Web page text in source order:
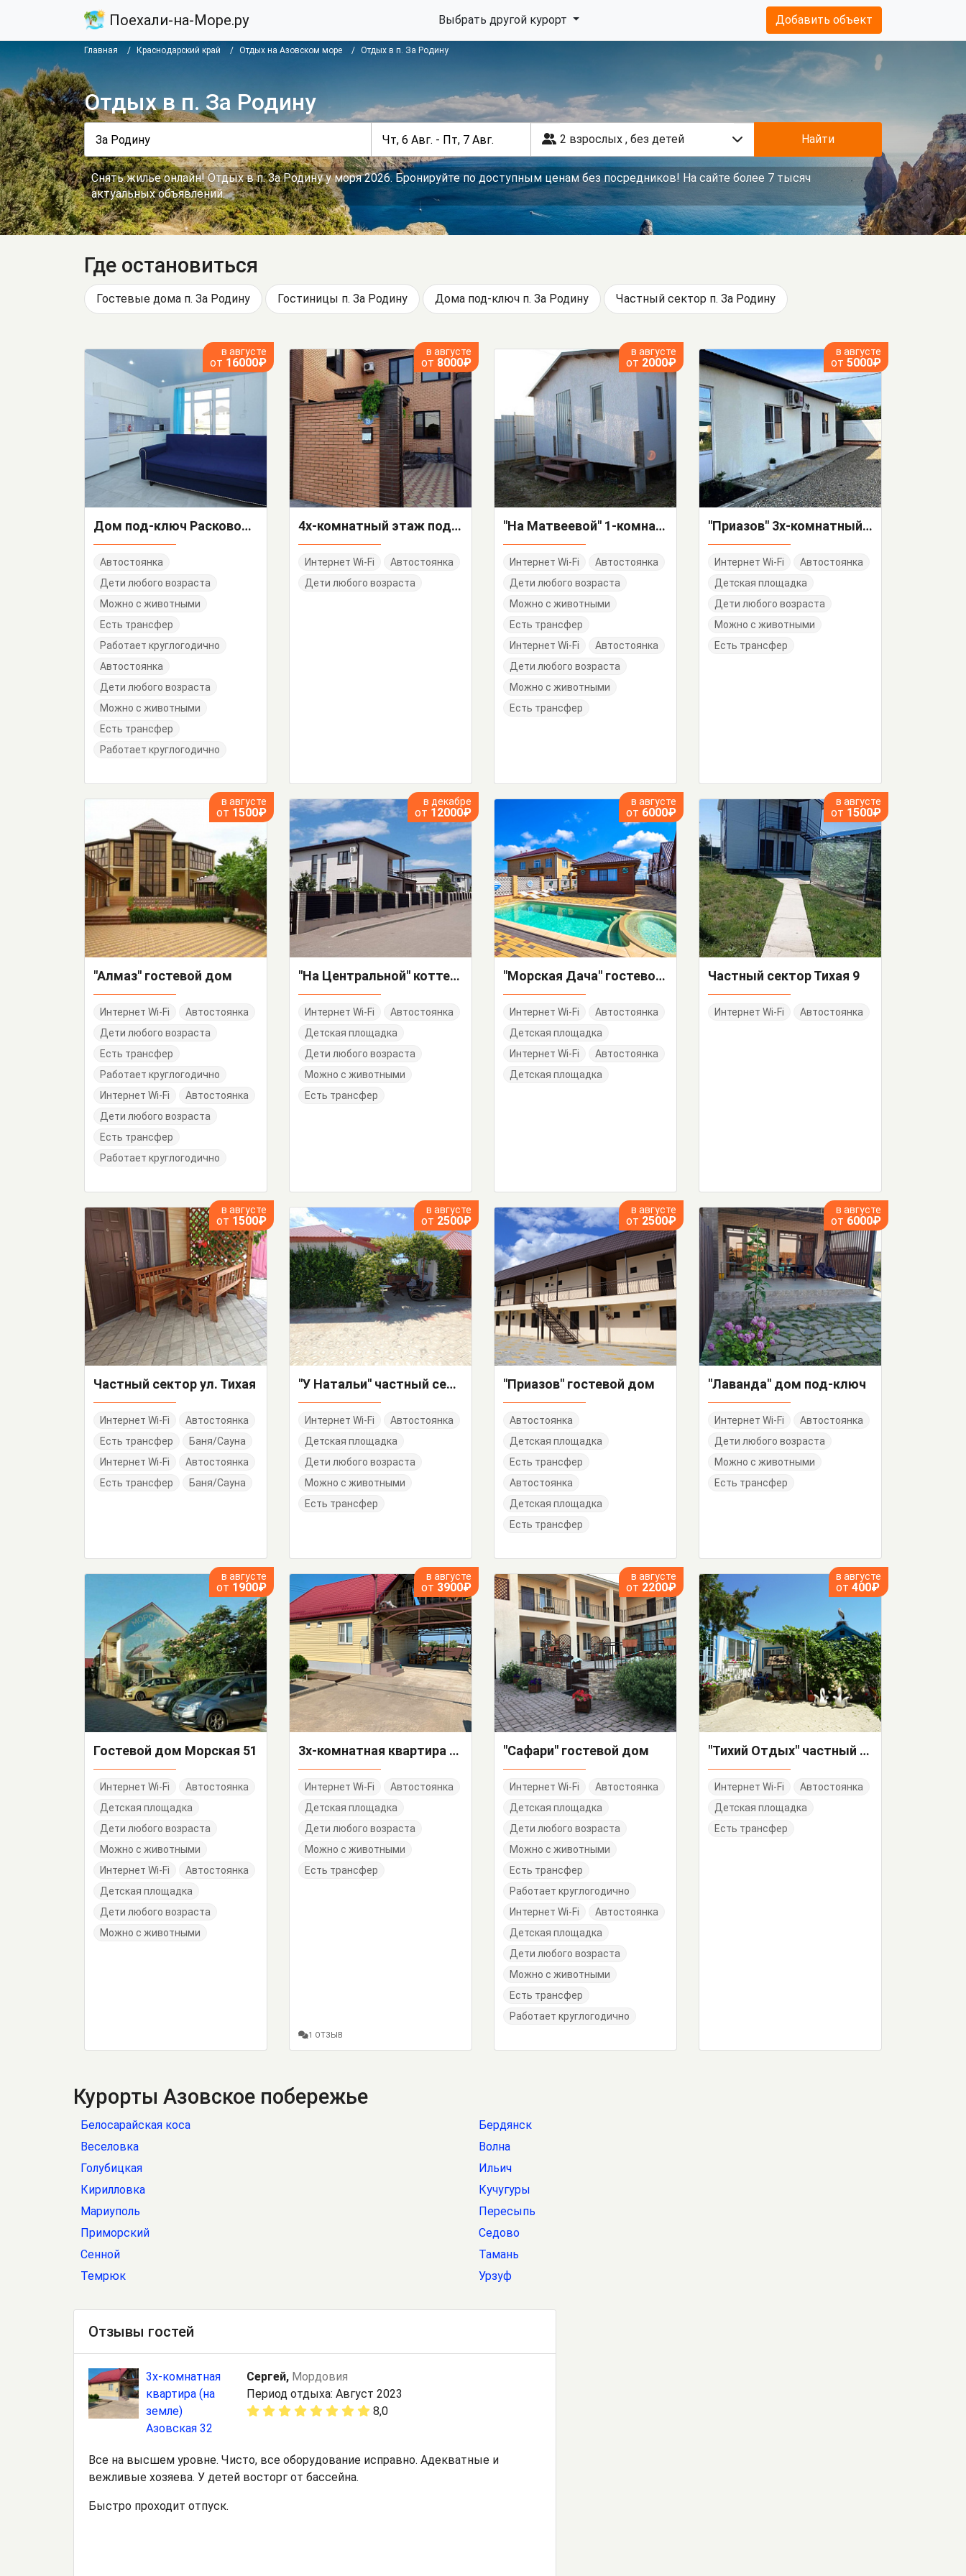
Поехали-на-Море.ру Выбрать другой курорт Добавить объект
Главная Краснодарский край Отдых на Азовском море Отдых в п. За Родину
Отдых в п. За Родину
2 взрослых , без детей Найти
Снять жилье онлайн! Отдых в п. За Родину у моря 2026. Бронируйте по доступным ценам без посредников! На сайте более 7 тысяч
актуальных объявлений.
Где остановиться
Гостевые дома п. За Родину Гостиницы п. За Родину Дома под-ключ п. За Родину Частный сектор п. За Родину
в августе
от 16000₽
Дом под-ключ Расковой 13
Автостоянка
Дети любого возраста
Можно с животными
Есть трансфер
Работает круглогодично
Автостоянка
Дети любого возраста
Можно с животными
Есть трансфер
Работает круглогодично
в августе
от 8000₽
4х-комнатный этаж под-ключ Колхозная 19
Интернет Wi-Fi
Автостоянка
Дети любого возраста
в августе
от 2000₽
"На Матвеевой" 1-комнатный дом под-ключ
Интернет Wi-Fi
Автостоянка
Дети любого возраста
Можно с животными
Есть трансфер
Интернет Wi-Fi
Автостоянка
Дети любого возраста
Можно с животными
Есть трансфер
в августе
от 5000₽
"Приазов" 3х-комнатный дом под-ключ
Интернет Wi-Fi
Автостоянка
Детская площадка
Дети любого возраста
Можно с животными
Есть трансфер
в августе
от 1500₽
"Алмаз" гостевой дом
Интернет Wi-Fi
Автостоянка
Дети любого возраста
Есть трансфер
Работает круглогодично
Интернет Wi-Fi
Автостоянка
Дети любого возраста
Есть трансфер
Работает круглогодично
в декабре
от 12000₽
"На Центральной" коттедж под-ключ
Интернет Wi-Fi
Автостоянка
Детская площадка
Дети любого возраста
Можно с животными
Есть трансфер
в августе
от 6000₽
"Морская Дача" гостевой дом
Интернет Wi-Fi
Автостоянка
Детская площадка
Интернет Wi-Fi
Автостоянка
Детская площадка
в августе
от 1500₽
Частный сектор Тихая 9
Интернет Wi-Fi Автостоянка
в августе
от 1500₽
Частный сектор ул. Тихая
Интернет Wi-Fi
Автостоянка
Есть трансфер
Баня/Сауна
Интернет Wi-Fi
Автостоянка
Есть трансфер
Баня/Сауна
в августе
от 2500₽
"У Натальи" частный сектор
Интернет Wi-Fi
Автостоянка
Детская площадка
Дети любого возраста
Можно с животными
Есть трансфер
в августе
от 2500₽
"Приазов" гостевой дом
Автостоянка
Детская площадка
Есть трансфер
Автостоянка
Детская площадка
Есть трансфер
в августе
от 6000₽
"Лаванда" дом под-ключ
Интернет Wi-Fi
Автостоянка
Дети любого возраста
Можно с животными
Есть трансфер
в августе
от 1900₽
Гостевой дом Морская 51
Интернет Wi-Fi
Автостоянка
Детская площадка
Дети любого возраста
Можно с животными
Интернет Wi-Fi
Автостоянка
Детская площадка
Дети любого возраста
Можно с животными
в августе
от 3900₽
3х-комнатная квартира (на земле) Азовская 32
Интернет Wi-Fi
Автостоянка
Детская площадка
Дети любого возраста
Можно с животными
Есть трансфер
1 ОТЗЫВ
в августе
от 2200₽
"Сафари" гостевой дом
Интернет Wi-Fi
Автостоянка
Детская площадка
Дети любого возраста
Можно с животными
Есть трансфер
Работает круглогодично
Интернет Wi-Fi
Автостоянка
Детская площадка
Дети любого возраста
Можно с животными
Есть трансфер
Работает круглогодично
в августе
от 400₽
"Тихий Отдых" частный сектор
Интернет Wi-Fi
Автостоянка
Детская площадка
Есть трансфер
Курорты Азовское побережье
Белосарайская коса
Бердянск
Веселовка
Волна
Голубицкая
Ильич
Кирилловка
Кучугуры
Мариуполь
Пересыпь
Приморский
Седово
Сенной
Тамань
Темрюк
Урзуф
Отзывы гостей
3х-комнатная
квартира (на
земле)
Азовская 32
Сергей, Мордовия
Период отдыха: Август 2023
8,0
Все на высшем уровне. Чисто, все оборудование исправно. Адекватные и
вежливые хозяева. У детей восторг от бассейна.
Быстро проходит отпуск.